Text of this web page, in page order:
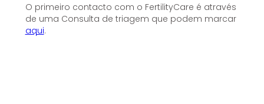
O primeiro contacto com o FertilityCare é através
de uma Consulta de triagem que podem marcar
aqui.